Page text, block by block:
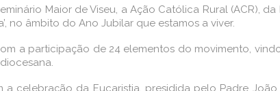
Maior de Viseu, a Ação Católica Rural (ACR),
no âmbito do Ano Jubilar que estamos a viver.
a participação de 24 elementos do movimento,
a celebração da Eucaristia, presidida pelo Padre